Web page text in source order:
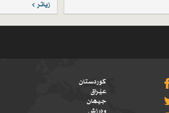
زیاتر
کوردستان
عێراق
جیهان
وەرزش